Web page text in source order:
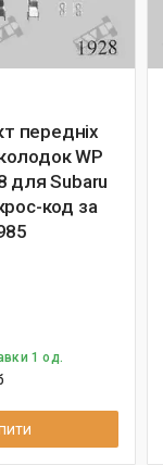
передніх
WP
для Subaru
код за
1 од.